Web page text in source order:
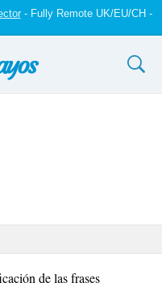
- Fully Remote UK/EU/CH -
de las frases